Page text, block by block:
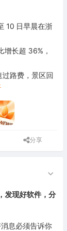
10 日早晨在浙
增长超 36%，
路费，景区回
分享
发现好软件，分
息必须告诉你